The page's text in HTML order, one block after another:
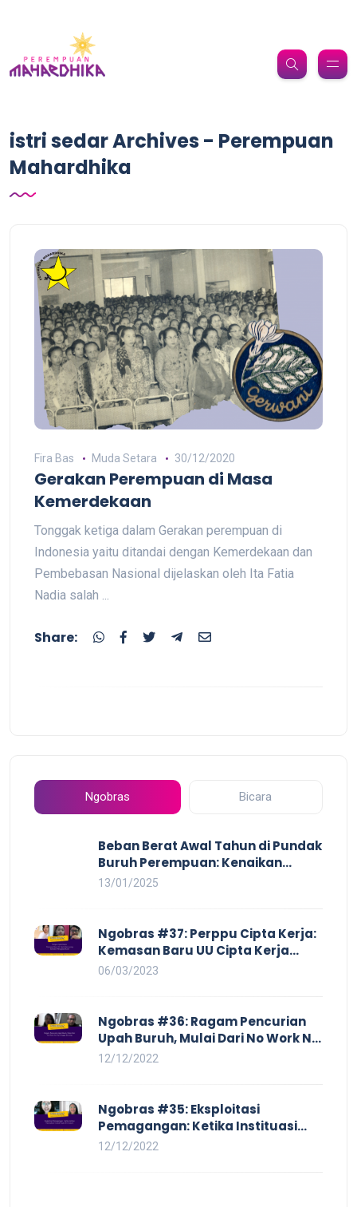
istri sedar Archives - Perempuan
Mahardhika
Fira Bas Muda Setara 30/12/2020
Gerakan Perempuan di Masa
Kemerdekaan
Tonggak ketiga dalam Gerakan perempuan di
Indonesia yaitu ditandai dengan Kemerdekaan dan
Pembebasan Nasional dijelaskan oleh Ita Fatia
Nadia salah ...
Share:
Ngobras Bicara
Beban Berat Awal Tahun di Pundak
Buruh Perempuan: Kenaikan
Harga yang Mencekik, Ancaman
13/01/2025
Ngobras #37: Perppu Cipta Kerja:
Kemasan Baru UU Cipta Kerja
yang Semakin Merugikan Buruh
06/03/2023
Ngobras #36: Ragam Pencurian
Upah Buruh, Mulai Dari No Work No
Pay Hingga Skorsing
12/12/2022
Ngobras #35: Eksploitasi
Pemagangan: Ketika Instituasi
Pendidikan Tunduk pada Hilir
12/12/2022